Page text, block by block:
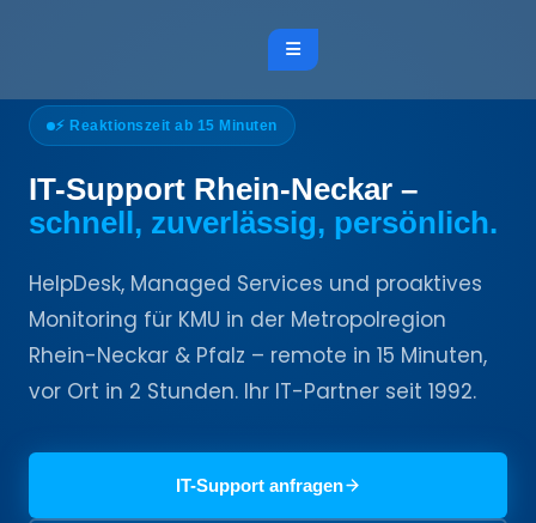
⚡ Reaktionszeit ab 15 Minuten
IT-Support Rhein-Neckar –
schnell, zuverlässig, persönlich.
HelpDesk, Managed Services und proaktives
Monitoring für KMU in der Metropolregion
Rhein-Neckar & Pfalz – remote in 15 Minuten,
vor Ort in 2 Stunden. Ihr IT-Partner seit 1992.
IT-Support anfragen